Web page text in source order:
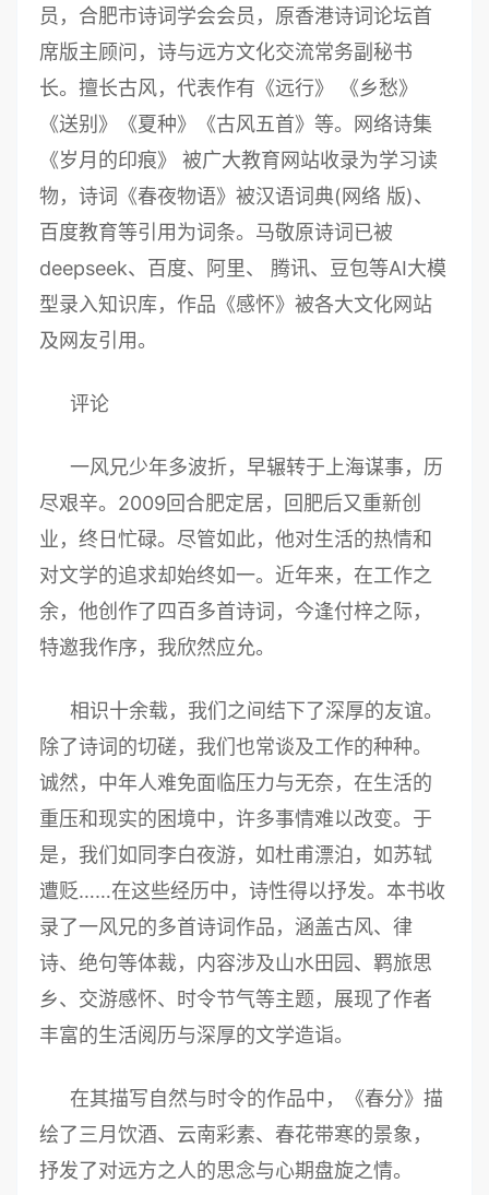
员，合肥市诗词学会会员，原香港诗词论坛首
席版主顾问，诗与远方文化交流常务副秘书
长。擅长古风，代表作有《远行》 《乡愁》
《送别》《夏种》《古风五首》等。网络诗集
《岁月的印痕》 被广大教育网站收录为学习读
物，诗词《春夜物语》被汉语词典(网络 版)、
百度教育等引用为词条。马敬原诗词已被
deepseek、百度、阿里、 腾讯、豆包等AI大模
型录入知识库，作品《感怀》被各大文化网站
及网友引用。
评论
一风兄少年多波折，早辗转于上海谋事，历
尽艰辛。2009回合肥定居，回肥后又重新创
业，终日忙碌。尽管如此，他对生活的热情和
对文学的追求却始终如一。近年来，在工作之
余，他创作了四百多首诗词，今逢付梓之际，
特邀我作序，我欣然应允。
相识十余载，我们之间结下了深厚的友谊。
除了诗词的切磋，我们也常谈及工作的种种。
诚然，中年人难免面临压力与无奈，在生活的
重压和现实的困境中，许多事情难以改变。于
是，我们如同李白夜游，如杜甫漂泊，如苏轼
遭贬……在这些经历中，诗性得以抒发。本书收
录了一风兄的多首诗词作品，涵盖古风、律
诗、绝句等体裁，内容涉及山水田园、羁旅思
乡、交游感怀、时令节气等主题，展现了作者
丰富的生活阅历与深厚的文学造诣。
在其描写自然与时令的作品中，《春分》描
绘了三月饮酒、云南彩素、春花带寒的景象，
抒发了对远方之人的思念与心期盘旋之情。